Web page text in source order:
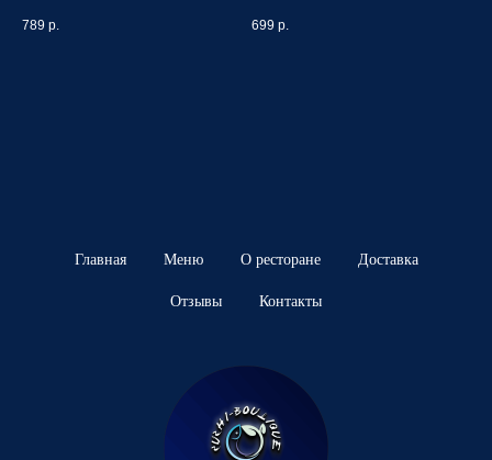
789 р. 699 р.
Главная Меню О ресторане Доставка
Отзывы Контакты